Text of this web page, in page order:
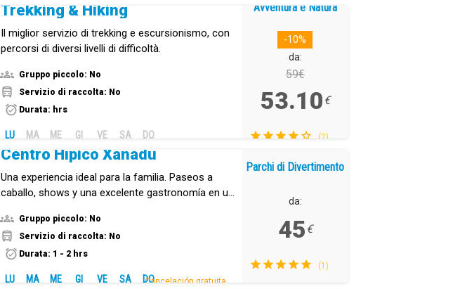
Trekking & Hiking
Il miglior servizio di trekking e escursionismo, con
percorsi di diversi livelli di difficoltà.
Gruppo piccolo: No
Servizio di raccolta: No
Durata: hrs
LU MA ME GI VE SA DO
Avventura e Natura
-10%
da:
59€
53.10 €
(2)
Centro Hípico Xanadú
Una experiencia ideal para la familia. Paseos a
caballo, shows y una excelente gastronomía en un
Gruppo piccolo: No
Servizio di raccolta: No
Durata: 1 - 2 hrs
LU MA ME GI VE SA DO
Cancelación gratuita.
Parchi di Divertimento
da:
45 €
(1)